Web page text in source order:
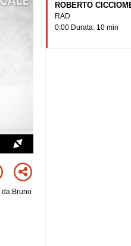
da Bruno
ROBERTO
RAD
0:00 Durata: 10 min